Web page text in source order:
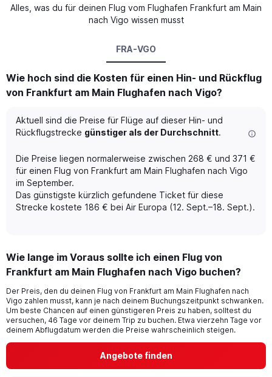
Alles, was du für deinen Flug vom Flughafen Frankfurt am Main
nach Vigo wissen musst
FRA-VGO
Wie hoch sind die Kosten für einen Hin- und Rückflug
von Frankfurt am Main Flughafen nach Vigo?
Aktuell sind die Preise für Flüge auf dieser Hin- und
Rückflugstrecke günstiger als der Durchschnitt.
Die Preise liegen normalerweise zwischen 268 € und 371 €
für einen Flug von Frankfurt am Main Flughafen nach Vigo
im September.
Das günstigste kürzlich gefundene Ticket für diese
Strecke kostete 186 € bei Air Europa (12. Sept.–18. Sept.).
Wie lange im Voraus sollte ich einen Flug von
Frankfurt am Main Flughafen nach Vigo buchen?
Der Preis, den du deinen Flug von Frankfurt am Main Flughafen nach
Vigo zahlen musst, kann je nach deinem Buchungszeitpunkt schwanken.
Um beste Chancen auf einen günstigeren Preis zu haben, solltest du
versuchen, 46 Tage vor deinem Trip zu buchen. Etwa vierzehn Tage vor
deinem Abflugdatum werden die Preise wahrscheinlich steigen.
Angebote finden